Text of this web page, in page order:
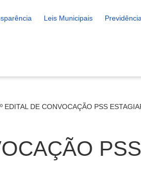
Leis Municipais Previdência
EDITAL DE CONVOCAÇÃO PSS